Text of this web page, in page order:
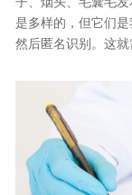
是多样的，但它们
然后匿名识别。这